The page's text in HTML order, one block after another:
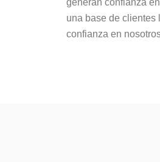
generan confianza
una base de clientes
confianza en